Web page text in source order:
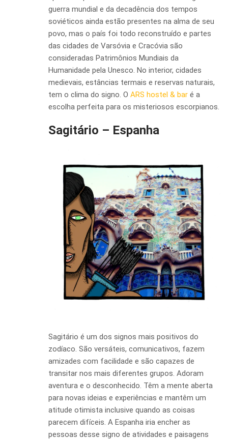
guerra mundial e da decadência dos tempos
soviéticos ainda estão presentes na alma de seu
povo, mas o país foi todo reconstruído e partes
das cidades de Varsóvia e Cracóvia são
consideradas Patrimônios Mundiais da
Humanidade pela Unesco. No interior, cidades
medievais, estâncias termais e reservas naturais,
tem o clima do signo. O ARS hostel & bar é a
escolha perfeita para os misteriosos escorpianos.
Sagitário – Espanha
Sagitário é um dos signos mais positivos do
zodíaco. São versáteis, comunicativos, fazem
amizades com facilidade e são capazes de
transitar nos mais diferentes grupos. Adoram
aventura e o desconhecido. Têm a mente aberta
para novas ideias e experiências e mantêm um
atitude otimista inclusive quando as coisas
parecem difíceis. A Espanha iria encher as
pessoas desse signo de atividades e paisagens